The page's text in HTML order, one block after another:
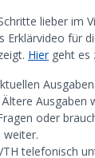
lieber im
Erklärvideo für
Hiergeht es
Ausgaben
oder
weiter.
telefonisch